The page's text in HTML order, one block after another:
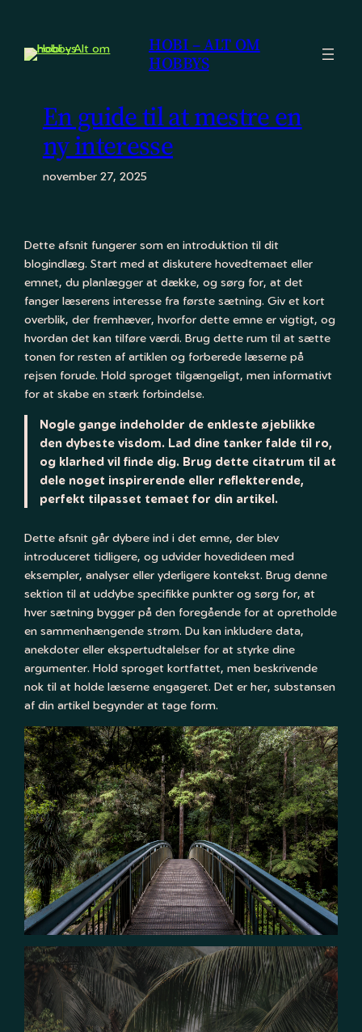
indhold
HOBI – ALT OM
HOBBYS
En guide til at mestre en
ny interesse
november 27, 2025
Dette afsnit fungerer som en introduktion til dit
blogindlæg. Start med at diskutere hovedtemaet eller
emnet, du planlægger at dække, og sørg for, at det
fanger læserens interesse fra første sætning. Giv et kort
overblik, der fremhæver, hvorfor dette emne er vigtigt, og
hvordan det kan tilføre værdi. Brug dette rum til at sætte
tonen for resten af artiklen og forberede læserne på
rejsen forude. Hold sproget tilgængeligt, men informativt
for at skabe en stærk forbindelse.
Nogle gange indeholder de enkleste øjeblikke
den dybeste visdom. Lad dine tanker falde til ro,
og klarhed vil finde dig. Brug dette citatrum til at
dele noget inspirerende eller reflekterende,
perfekt tilpasset temaet for din artikel.
Dette afsnit går dybere ind i det emne, der blev
introduceret tidligere, og udvider hovedideen med
eksempler, analyser eller yderligere kontekst. Brug denne
sektion til at uddybe specifikke punkter og sørg for, at
hver sætning bygger på den foregående for at opretholde
en sammenhængende strøm. Du kan inkludere data,
anekdoter eller ekspertudtalelser for at styrke dine
argumenter. Hold sproget kortfattet, men beskrivende
nok til at holde læserne engageret. Det er her, substansen
af din artikel begynder at tage form.